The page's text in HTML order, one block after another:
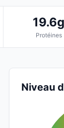
19.6g
Protéines
Niveau